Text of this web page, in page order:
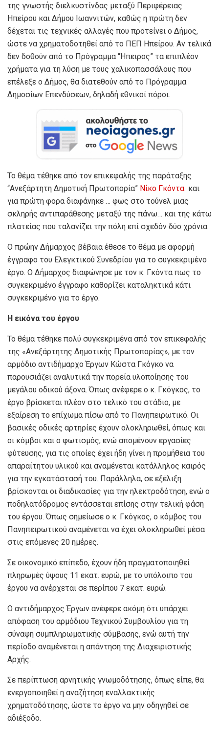
της γνωστής διελκυστίνδας μεταξύ Περιφέρειας
Ηπείρου και Δήμου Ιωαννιτών, καθώς η πρώτη δεν
δέχεται τις τεχνικές αλλαγές που προτείνει ο Δήμος,
ώστε να χρηματοδοτηθεί από το ΠΕΠ Ηπείρου. Αν τελικά
δεν δοθούν από το Πρόγραμμα “Ήπειρος” τα επιπλέον
χρήματα για τη λύση με τους χαλικοπασσάλους που
επέλεξε ο Δήμος, θα διατεθούν από το Πρόγραμμα
Δημοσίων Επενδύσεων, δηλαδή εθνικοί πόροι.
Το θέμα τέθηκε από τον επικεφαλής της παράταξης
“Ανεξάρτητη Δημοτική Πρωτοπορία” Νίκο Γκόντα και
για πρώτη φορα διαφάνηκε … φως στο τούνελ μιας
σκληρής αντιπαράθεσης μεταξύ της πάνω… και της κάτω
πλατείας που ταλανίζει την πόλη επί σχεδόν δύο χρόνια.
Ο πρώην Δήμαρχος βέβαια έθεσε το θέμα με αφορμή
έγγραφο του Ελεγκτικού Συνεδρίου για το συγκεκριμένο
έργο. Ο Δήμαρχος διαφώνησε με τον κ. Γκόντα πως το
συγκεκριμένο έγγραφο καθορίζει καταληκτικά κάτι
συγκεκριμένο για το έργο.
Η εικόνα του έργου
Το θέμα τέθηκε πολύ συγκεκριμένα από τον επικεφαλής
της «Ανεξάρτητης Δημοτικής Πρωτοπορίας», με τον
αρμόδιο αντιδήμαρχο Έργων Κώστα Γκόγκο να
παρουσιάζει αναλυτικά την πορεία υλοποίησης του
μεγάλου οδικού άξονα. Όπως ανέφερε ο κ. Γκόγκος, το
έργο βρίσκεται πλέον στο τελικό του στάδιο, με
εξαίρεση το επίχωμα πίσω από το Πανηπειρωτικό. Οι
βασικές οδικές αρτηρίες έχουν ολοκληρωθεί, όπως και
οι κόμβοι και ο φωτισμός, ενώ απομένουν εργασίες
φύτευσης, για τις οποίες έχει ήδη γίνει η προμήθεια του
απαραίτητου υλικού και αναμένεται κατάλληλος καιρός
για την εγκατάστασή του. Παράλληλα, σε εξέλιξη
βρίσκονται οι διαδικασίες για την ηλεκτροδότηση, ενώ ο
ποδηλατόδρομος εντάσσεται επίσης στην τελική φάση
του έργου. Όπως σημείωσε ο κ. Γκόγκος, ο κόμβος του
Πανηπειρωτικού αναμένεται να έχει ολοκληρωθεί μέσα
στις επόμενες 20 ημέρες.
Σε οικονομικό επίπεδο, έχουν ήδη πραγματοποιηθεί
πληρωμές ύψους 11 εκατ. ευρώ, με το υπόλοιπο του
έργου να ανέρχεται σε περίπου 7 εκατ. ευρώ.
Ο αντιδήμαρχος Έργων ανέφερε ακόμη ότι υπάρχει
απόφαση του αρμόδιου Τεχνικού Συμβουλίου για τη
σύναψη συμπληρωματικής σύμβασης, ενώ αυτή την
περίοδο αναμένεται η απάντηση της Διαχειριστικής
Αρχής.
Σε περίπτωση αρνητικής γνωμοδότησης, όπως είπε, θα
ενεργοποιηθεί η αναζήτηση εναλλακτικής
χρηματοδότησης, ώστε το έργο να μην οδηγηθεί σε
αδιέξοδο.